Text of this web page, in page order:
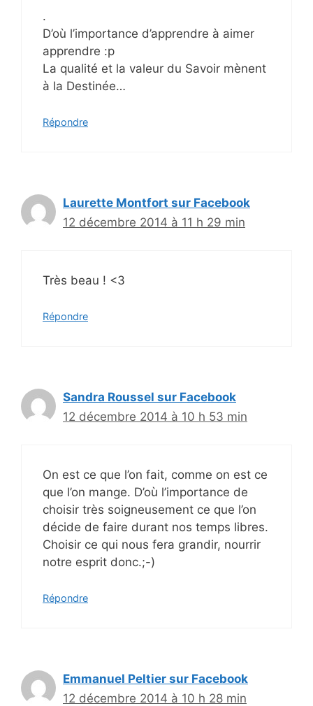
.
D’où l’importance d’apprendre à aimer
apprendre :p
La qualité et la valeur du Savoir mènent
à la Destinée…
Répondre
Laurette Montfort sur Facebook
12 décembre 2014 à 11 h 29 min
Très beau ! <3
Répondre
Sandra Roussel sur Facebook
12 décembre 2014 à 10 h 53 min
On est ce que l’on fait, comme on est ce
que l’on mange. D’où l’importance de
choisir très soigneusement ce que l’on
décide de faire durant nos temps libres.
Choisir ce qui nous fera grandir, nourrir
notre esprit donc.;-)
Répondre
Emmanuel Peltier sur Facebook
12 décembre 2014 à 10 h 28 min